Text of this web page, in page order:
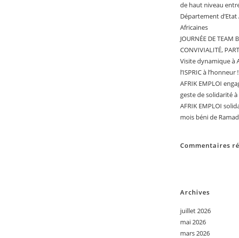
de haut niveau
Département
Africaines
JOURNÉE DE TEAM
CONVIVIALITÉ,
Visite dynamique à
l’ISPRIC à l’honneur !
AFRIK EMPLOI
geste de solidarité
AFRIK EMPLOI
mois béni de
Commentaires
Archives
juillet 2026
mai 2026
mars 2026